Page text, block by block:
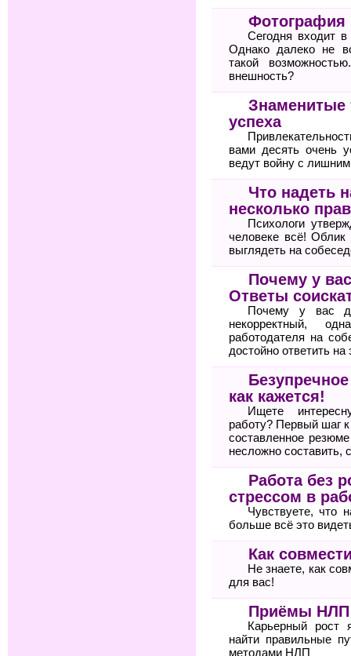
Фотография
Сегодня входит
Однако далеко не
такой
внешность?
Знаменитые
успеха
вами десять очень
ведут войну с
Что надеть
несколько
Психологи
человеке всё!
выглядеть на
Почему у
Ответы
Почему у вас
некорректный,
работодателя на
достойно ответить на
как кажется!
Ищете
работу? Первый шаг
составленное
несложно составить,
Работа без
стрессом в
Чувствуете, что
больше всё это
Как
Не знаете, как
для вас!
Приёмы НЛП
Карьерный рост
найти правильные
методами НЛП